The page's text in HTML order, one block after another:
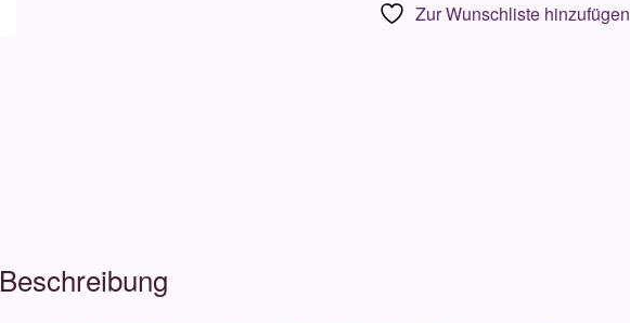
Zur Wunschliste hinzufügen
Beschreibung